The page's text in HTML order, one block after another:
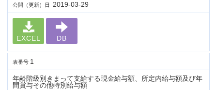
公開（更新）日 2019-03-29
EXCEL DB
表番号 1
年齢階級別きまって支給する現金給与額、所定内給与額及び年
間賞与その他特別給与額